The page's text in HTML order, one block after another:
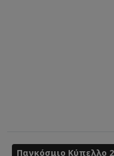
Παγκόσμιο Κύπελλο